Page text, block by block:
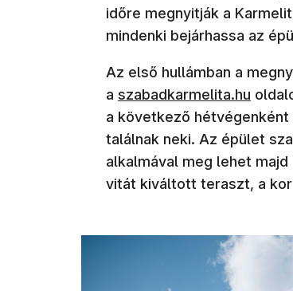
időre megnyitják a
mindenki bejárhassa az
Az első hullámban a
a szabadkarmelita.hu
a következő
találnak neki. Az épület
alkalmával meg lehet
vitát kiváltott teraszt, a